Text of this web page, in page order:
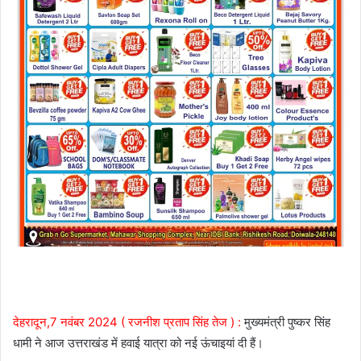
देहरादून,7 नवंबर 2024 ( रजनीश प्रताप सिंह तेज ) :मुख्यमंत्री पुष्कर सिंह
धामी ने आज उत्तराखंड में हवाई यात्रा को नई ऊंचाइयां दी हैं।